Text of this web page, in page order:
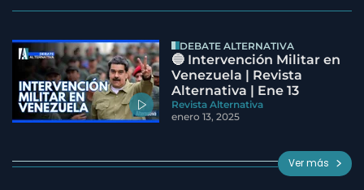
DEBATE ALTERNATIVA
🔵 Intervención Militar en
Venezuela | Revista
Alternativa | Ene 13
Revista Alternativa
enero 13, 2025
Ver más